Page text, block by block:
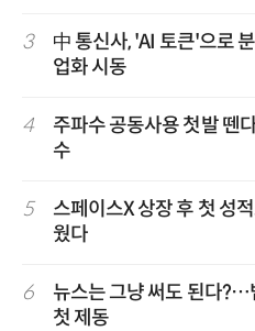
3
中 통신사, 'AI 토큰'으로
업화 시동
4
주파수 공동사용 첫발 뗀
수
5
스페이스X 상장 후 첫 성
웠다
6
뉴스는 그냥 써도 된다?…
첫 제동